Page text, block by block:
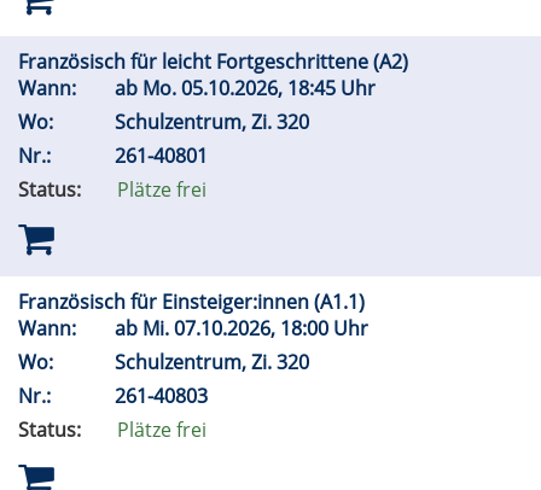
Französisch für leicht Fortgeschrittene (A2)
Wann:
ab Mo.05.10.2026, 18:45 Uhr
Wo:
Schulzentrum, Zi. 320
Nr.:
261-40801
Status:
Plätze frei
Französisch für Einsteiger:innen (A1.1)
Wann:
ab Mi.07.10.2026, 18:00 Uhr
Wo:
Schulzentrum, Zi. 320
Nr.:
261-40803
Status:
Plätze frei